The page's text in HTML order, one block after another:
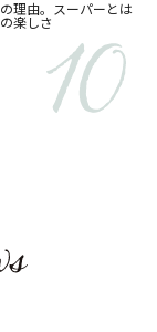
理由。スーパーとは
楽しさ